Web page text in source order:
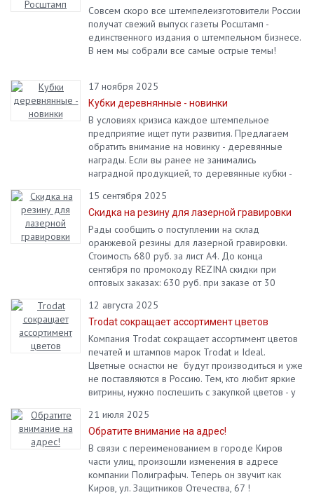
Совсем скоро все штемпелеизготовители России
получат свежий выпуск газеты Росштамп -
единственного издания о штемпельном бизнесе.
В нем мы собрали все самые острые темы!
17 ноября 2025
Кубки деревнянные - новинки
В условиях кризиса каждое штемпельное
предприятие ищет пути развития. Предлагаем
обратить внимание на новинку - деревянные
награды. Если вы ранее не занимались
наградной продукцией, то деревянные кубки -
15 сентября 2025
Скидка на резину для лазерной гравировки
Рады сообщить о поступлении на склад
оранжевой резины для лазерной гравировки.
Стоимость 680 руб. за лист А4. До конца
сентября по промокоду REZINA скидки при
оптовых заказах: 630 руб. при заказе от 30
12 августа 2025
Trodat сокращает ассортимент цветов
Компания Trodat сокращает ассортимент цветов
печатей и штампов марок Trodat и Ideal.
Цветные оснастки не будут производиться и уже
не поставляются в Россию. Тем, кто любит яркие
витрины, нужно поспешить с закупкой цветов - у
товара серьезно ограничено.
21 июля 2025
Обратите внимание на адрес!
В связи с переименованием в городе Киров
части улиц, произошли изменения в адресе
компании Полиграфыч. Теперь он звучит как
Киров, ул. Защитников Отечества, 67 !